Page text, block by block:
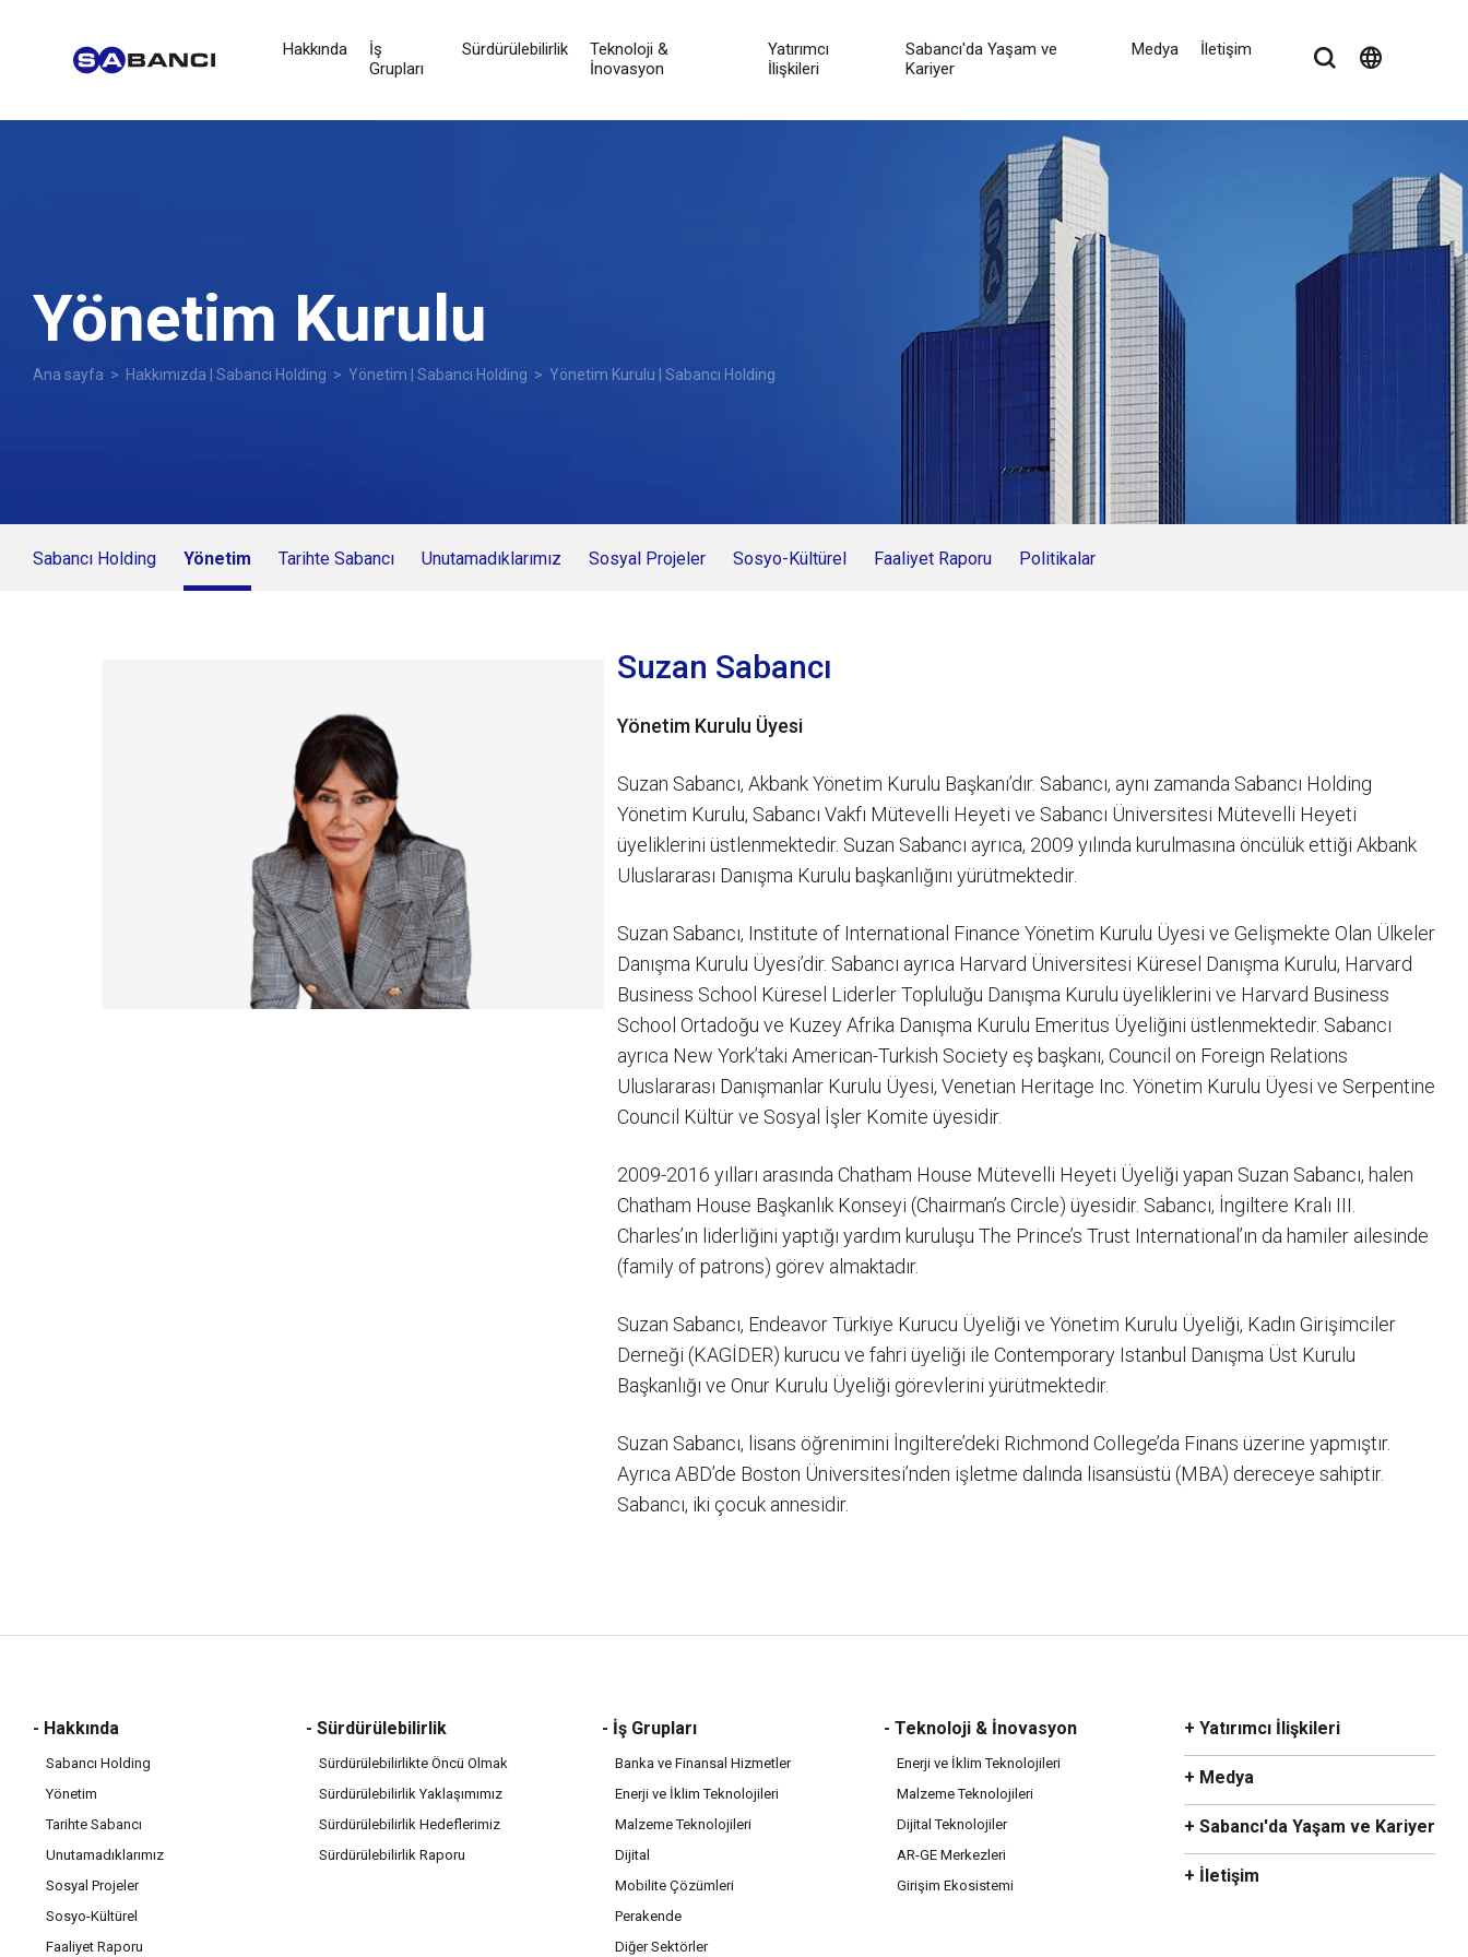
Hakkında
İş
Grupları
Sürdürülebilirlik
Teknoloji &
İnovasyon
Yatırımcı
İlişkileri
Sabancı'da Yaşam ve
Kariyer
Medya İletişim language
Yönetim Kurulu
Ana sayfa > Hakkımızda | Sabancı Holding > Yönetim | Sabancı Holding > Yönetim Kurulu | Sabancı Holding
Sabancı Holding Yönetim Tarihte Sabancı Unutamadıklarımız Sosyal Projeler Sosyo-Kültürel Faaliyet Raporu Politikalar
Suzan Sabancı
Yönetim Kurulu Üyesi
Suzan Sabancı, Akbank Yönetim Kurulu Başkanı’dır. Sabancı, aynı zamanda Sabancı Holding
Yönetim Kurulu, Sabancı Vakfı Mütevelli Heyeti ve Sabancı Üniversitesi Mütevelli Heyeti
üyeliklerini üstlenmektedir. Suzan Sabancı ayrıca, 2009 yılında kurulmasına öncülük ettiği Akbank
Uluslararası Danışma Kurulu başkanlığını yürütmektedir.
Suzan Sabancı, Institute of International Finance Yönetim Kurulu Üyesi ve Gelişmekte Olan Ülkeler
Danışma Kurulu Üyesi’dir. Sabancı ayrıca Harvard Üniversitesi Küresel Danışma Kurulu, Harvard
Business School Küresel Liderler Topluluğu Danışma Kurulu üyeliklerini ve Harvard Business
School Ortadoğu ve Kuzey Afrika Danışma Kurulu Emeritus Üyeliğini üstlenmektedir. Sabancı
ayrıca New York’taki American-Turkish Society eş başkanı, Council on Foreign Relations
Uluslararası Danışmanlar Kurulu Üyesi, Venetian Heritage Inc. Yönetim Kurulu Üyesi ve Serpentine
Council Kültür ve Sosyal İşler Komite üyesidir.
2009-2016 yılları arasında Chatham House Mütevelli Heyeti Üyeliği yapan Suzan Sabancı, halen
Chatham House Başkanlık Konseyi (Chairman’s Circle) üyesidir. Sabancı, İngiltere Kralı III.
Charles’ın liderliğini yaptığı yardım kuruluşu The Prince’s Trust International’ın da hamiler ailesinde
(family of patrons) görev almaktadır.
Suzan Sabancı, Endeavor Türkiye Kurucu Üyeliği ve Yönetim Kurulu Üyeliği, Kadın Girişimciler
Derneği (KAGİDER) kurucu ve fahri üyeliği ile Contemporary Istanbul Danışma Üst Kurulu
Başkanlığı ve Onur Kurulu Üyeliği görevlerini yürütmektedir.
Suzan Sabancı, lisans öğrenimini İngiltere’deki Richmond College’da Finans üzerine yapmıştır.
Ayrıca ABD’de Boston Üniversitesi’nden işletme dalında lisansüstü (MBA) dereceye sahiptir.
Sabancı, iki çocuk annesidir.
- Hakkında
Sabancı Holding
Yönetim
Tarihte Sabancı
Unutamadıklarımız
Sosyal Projeler
Sosyo-Kültürel
Faaliyet Raporu
- Sürdürülebilirlik
Sürdürülebilirlikte Öncü Olmak
Sürdürülebilirlik Yaklaşımımız
Sürdürülebilirlik Hedeflerimiz
Sürdürülebilirlik Raporu
- İş Grupları
Banka ve Finansal Hizmetler
Enerji ve İklim Teknolojileri
Malzeme Teknolojileri
Dijital
Mobilite Çözümleri
Perakende
Diğer Sektörler
- Teknoloji & İnovasyon
Enerji ve İklim Teknolojileri
Malzeme Teknolojileri
Dijital Teknolojiler
AR-GE Merkezleri
Girişim Ekosistemi
+ Yatırımcı İlişkileri
+ Medya
+ Sabancı'da Yaşam ve Kariyer
+ İletişim